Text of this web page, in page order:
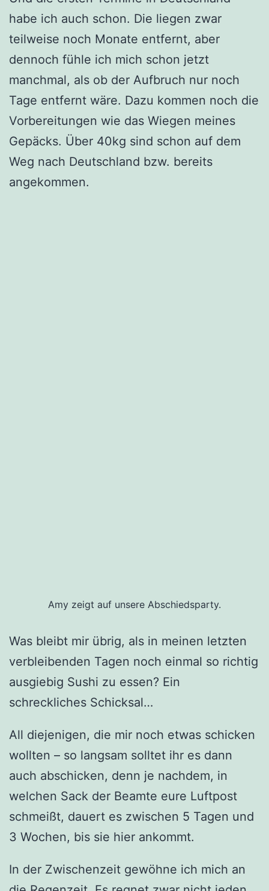
habe ich auch schon. Die liegen zwar
teilweise noch Monate entfernt, aber
dennoch fühle ich mich schon jetzt
manchmal, als ob der Aufbruch nur noch
Tage entfernt wäre. Dazu kommen noch die
Vorbereitungen wie das Wiegen meines
Gepäcks. Über 40kg sind schon auf dem
Weg nach Deutschland bzw. bereits
angekommen.
Amy zeigt auf unsere Abschiedsparty.
Was bleibt mir übrig, als in meinen letzten
verbleibenden Tagen noch einmal so richtig
ausgiebig Sushi zu essen? Ein
schreckliches Schicksal…
All diejenigen, die mir noch etwas schicken
wollten – so langsam solltet ihr es dann
auch abschicken, denn je nachdem, in
welchen Sack der Beamte eure Luftpost
schmeißt, dauert es zwischen 5 Tagen und
3 Wochen, bis sie hier ankommt.
In der Zwischenzeit gewöhne ich mich an